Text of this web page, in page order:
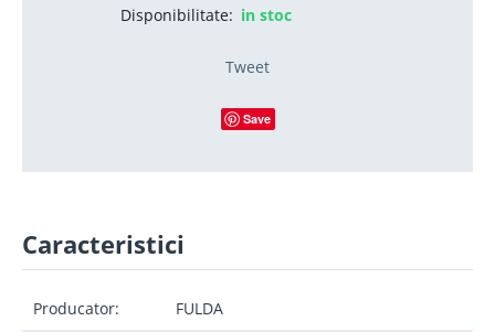
Disponibilitate: in stoc
Tweet
Save
Caracteristici
Producator: FULDA